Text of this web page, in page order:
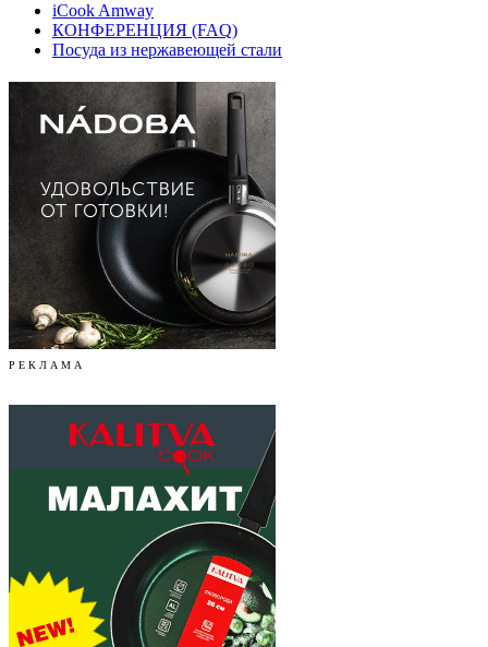
iCook Amway
КОНФЕРЕНЦИЯ (FAQ)
Посуда из нержавеющей стали
Р Е К Л А М А